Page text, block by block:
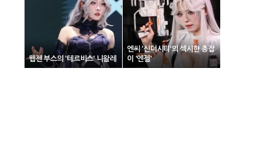
웹젠 부스의 '테르비스' 니왈레
엔씨 '신더시티'의 섹시한 총잡
이 '엔젤'